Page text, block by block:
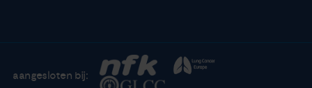
aangesloten bij: